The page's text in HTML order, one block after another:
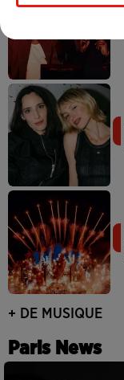
+ DE MUSIQUE
Paris News